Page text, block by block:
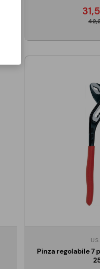
Pinza regolabile 7